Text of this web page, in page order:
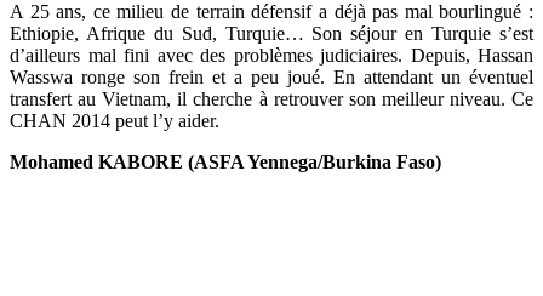
A 25 ans, ce milieu de terrain défensif a déjà pas mal bourlingué :
Ethiopie, Afrique du Sud, Turquie… Son séjour en Turquie s’est
d’ailleurs mal fini avec des problèmes judiciaires. Depuis, Hassan
Wasswa ronge son frein et a peu joué. En attendant un éventuel
transfert au Vietnam, il cherche à retrouver son meilleur niveau. Ce
CHAN 2014 peut l’y aider.
Mohamed KABORE (ASFA Yennega/Burkina Faso)